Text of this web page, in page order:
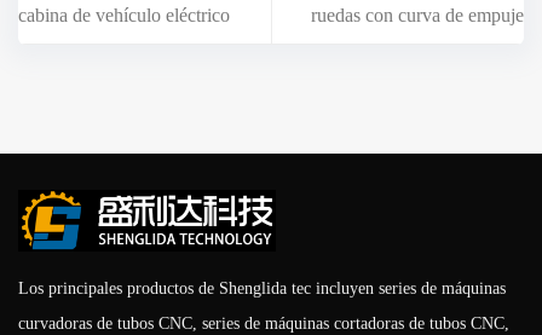
cabina de vehículo eléctrico
ruedas con curva de empuje
Los principales productos de Shenglida tec incluyen series de máquinas
curvadoras de tubos CNC, series de máquinas cortadoras de tubos CNC,